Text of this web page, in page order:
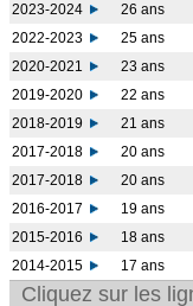
2023-2024
26 ans
2022-2023
25 ans
2020-2021
23 ans
2019-2020
22 ans
2018-2019
21 ans
2017-2018
20 ans
2017-2018
20 ans
2016-2017
19 ans
2015-2016
18 ans
2014-2015
17 ans
Cliquez sur les